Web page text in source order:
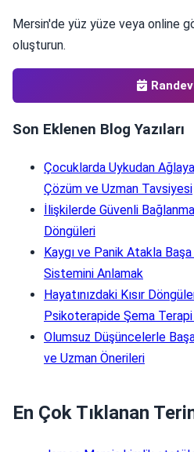
Mersin'de yüz yüze veya online
oluşturun.
Son Eklenen Blog Yazıları
Çocuklarda Uykudan
Çözüm ve Uzman Tavsiyesi
İlişkilerde Güvenli
Döngüleri
Kaygı ve Panik Atakla
Sistemini Anlamak
Hayatınızdaki Kısır
Psikoterapide Şema
Olumsuz Düşüncelerle
ve Uzman Önerileri
En Çok Tıklanan